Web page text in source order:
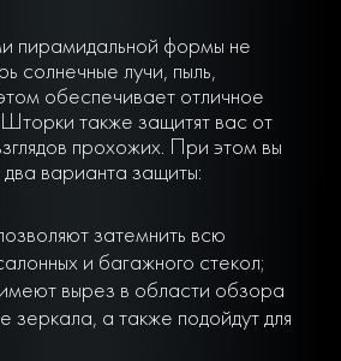
пирамидальной формы не
солнечные лучи, пыль,
обеспечивает отличное
также защитят вас от
прохожих. При этом вы
варианта защиты:
затемнить всю
и багажного стекол;
вырез в области обзора
зеркала, а также подойдут для